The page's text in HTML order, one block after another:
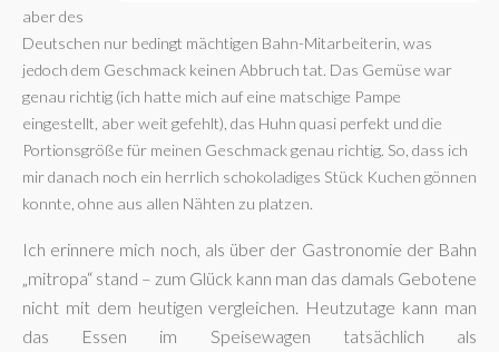
aber des
Deutschen nur bedingt mächtigen Bahn-Mitarbeiterin, was
jedoch dem Geschmack keinen Abbruch tat. Das Gemüse war
genau richtig (ich hatte mich auf eine matschige Pampe
eingestellt, aber weit gefehlt), das Huhn quasi perfekt und die
Portionsgröße für meinen Geschmack genau richtig. So, dass ich
mir danach noch ein herrlich schokoladiges Stück Kuchen gönnen
konnte, ohne aus allen Nähten zu platzen.
Ich erinnere mich noch, als über der Gastronomie der Bahn
„mitropa“ stand – zum Glück kann man das damals Gebotene
nicht mit dem heutigen vergleichen. Heutzutage kann man
das Essen im Speisewagen tatsächlich als